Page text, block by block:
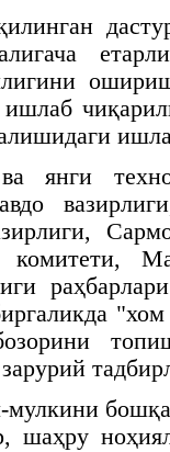
янги
мулкини
шаҳру